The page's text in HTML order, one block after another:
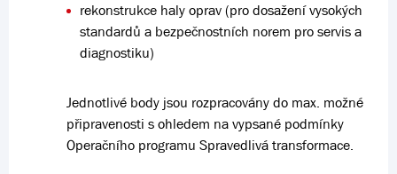
rekonstrukce haly oprav (pro dosažení vysokých
standardů a bezpečnostních norem pro servis a
diagnostiku)
Jednotlivé body jsou rozpracovány do max. možné
připravenosti s ohledem na vypsané podmínky
Operačního programu Spravedlivá transformace.